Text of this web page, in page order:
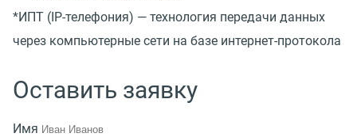
*ИПТ (IP-телефония) — технология передачи данных
через компьютерные сети на базе интернет-протокола
Оставить заявку
Имя